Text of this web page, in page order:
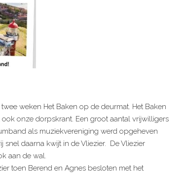
weken Het Baken op de deurmat. Het Baken
onze dorpskrant. Een groot aantal vrijwilligers
als muziekvereniging werd opgeheven
daarna kwijt in de Vliezier. De Vliezier
aan de wal.
toen Berend en Agnes besloten met het